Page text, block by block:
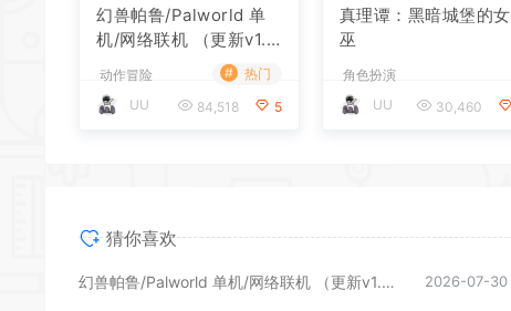
幻兽帕鲁/Palworld 单
机/网络联机 （更新v1.0.
1.10619）
动作冒险 #
热门
UU
84,518 5
真理谭：黑暗城堡的女
巫
角色扮演
UU
30,460
猜你喜欢
幻兽帕鲁/Palworld 单机/网络联机 （更新v1.0.1.10619） 2026-07-30